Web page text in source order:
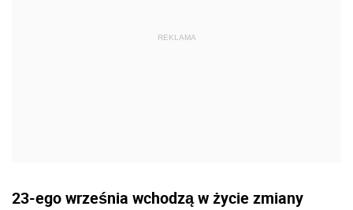
23-ego września wchodzą w życie zmiany